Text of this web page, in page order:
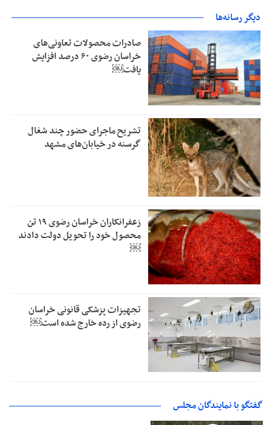
دیگر رسانه‌ها
صادرات محصولات تعاونی‌های
خراسان رضوی ۶۰ درصد افزایش
یافت￼
تشریح ماجرای حضور چند شغال
گرسنه در خیابان‌های مشهد
زعفرانکاران خراسان رضوی ۱۹ تن
محصول خود را تحویل دولت دادند
￼
تجهیزات پزشکی قانونی خراسان
رضوی از رده خارج شده است￼
گفتگو با نمایندگان مجلس